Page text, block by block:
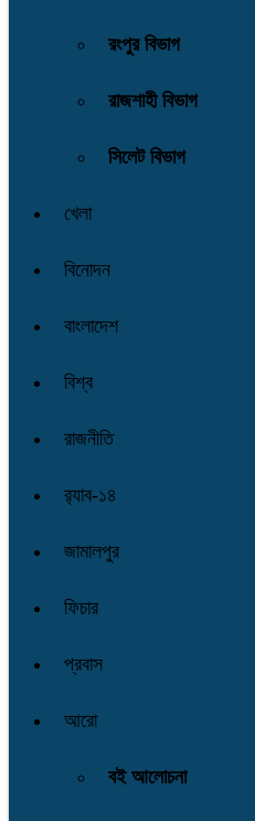
রংপুর বিভাগ
রাজশাহী বিভাগ
সিলেট বিভাগ
খেলা
বিনোদন
বাংলাদেশ
বিশ্ব
রাজনীতি
র‌্যাব-১৪
জামালপুর
ফিচার
প্রবাস
আরো
বই আলোচনা